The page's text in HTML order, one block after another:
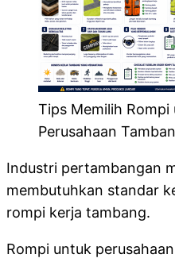
Tips Memilih Rompi
Perusahaan
Industri pertambangan
membutuhkan standar
rompi kerja tambang.
Rompi untuk